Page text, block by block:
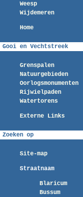
Weesp
Wijdemeren
Home
Gooi en Vechtstreek
Grenspalen
Natuurgebieden
Oorlogsmonumenten
Rijwielpaden
Watertorens
Externe Links
Zoeken op
Site-map
Straatnaam
Blaricum
Bussum